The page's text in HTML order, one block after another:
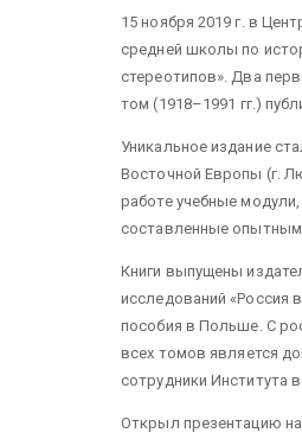
15 ноября 2019 г. в
средней школы по
стереотипов». Два
том (1918–1991 гг.)
Уникальное издание
Восточной Европы (г.
работе учебные
составленные
Книги выпущены
исследований «Россия
пособия в Польше. С
всех томов является
сотрудники Института
Открыл презентацию